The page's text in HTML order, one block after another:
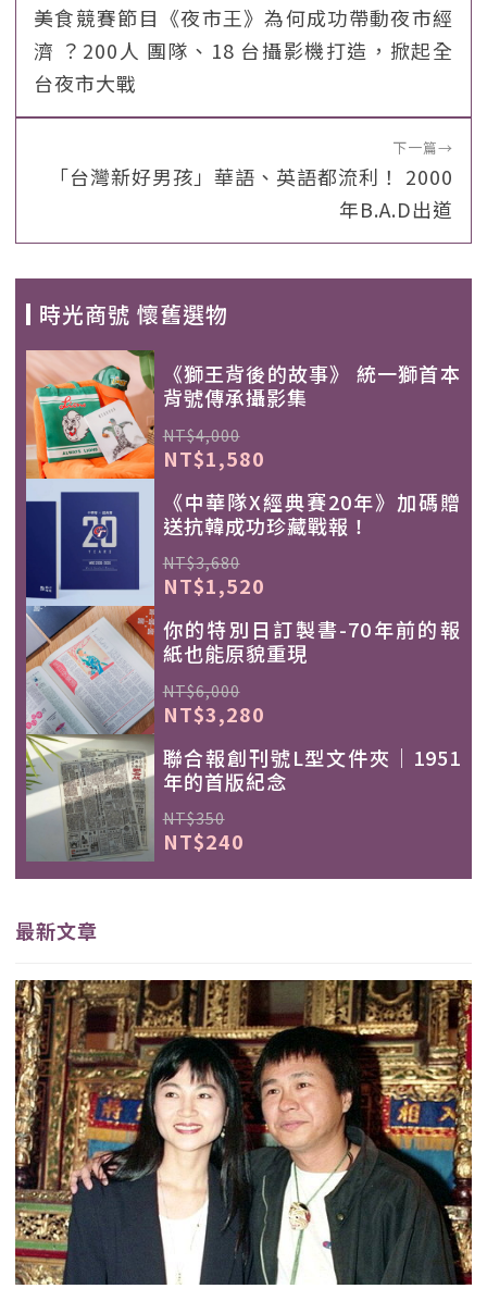
美食競賽節目《夜市王》為何成功帶動夜市經
濟 ？200人 團隊、18 台攝影機打造，掀起全
台夜市大戰
下一篇→
「台灣新好男孩」華語、英語都流利！ 2000
年B.A.D出道
時光商號 懷舊選物
《獅王背後的故事》 統一獅首本
背號傳承攝影集
NT$4,000
NT$1,580
《中華隊X經典賽20年》加碼贈
送抗韓成功珍藏戰報！
NT$3,680
NT$1,520
你的特別日訂製書-70年前的報
紙也能原貌重現
NT$6,000
NT$3,280
聯合報創刊號L型文件夾｜1951
年的首版紀念
NT$350
NT$240
最新文章